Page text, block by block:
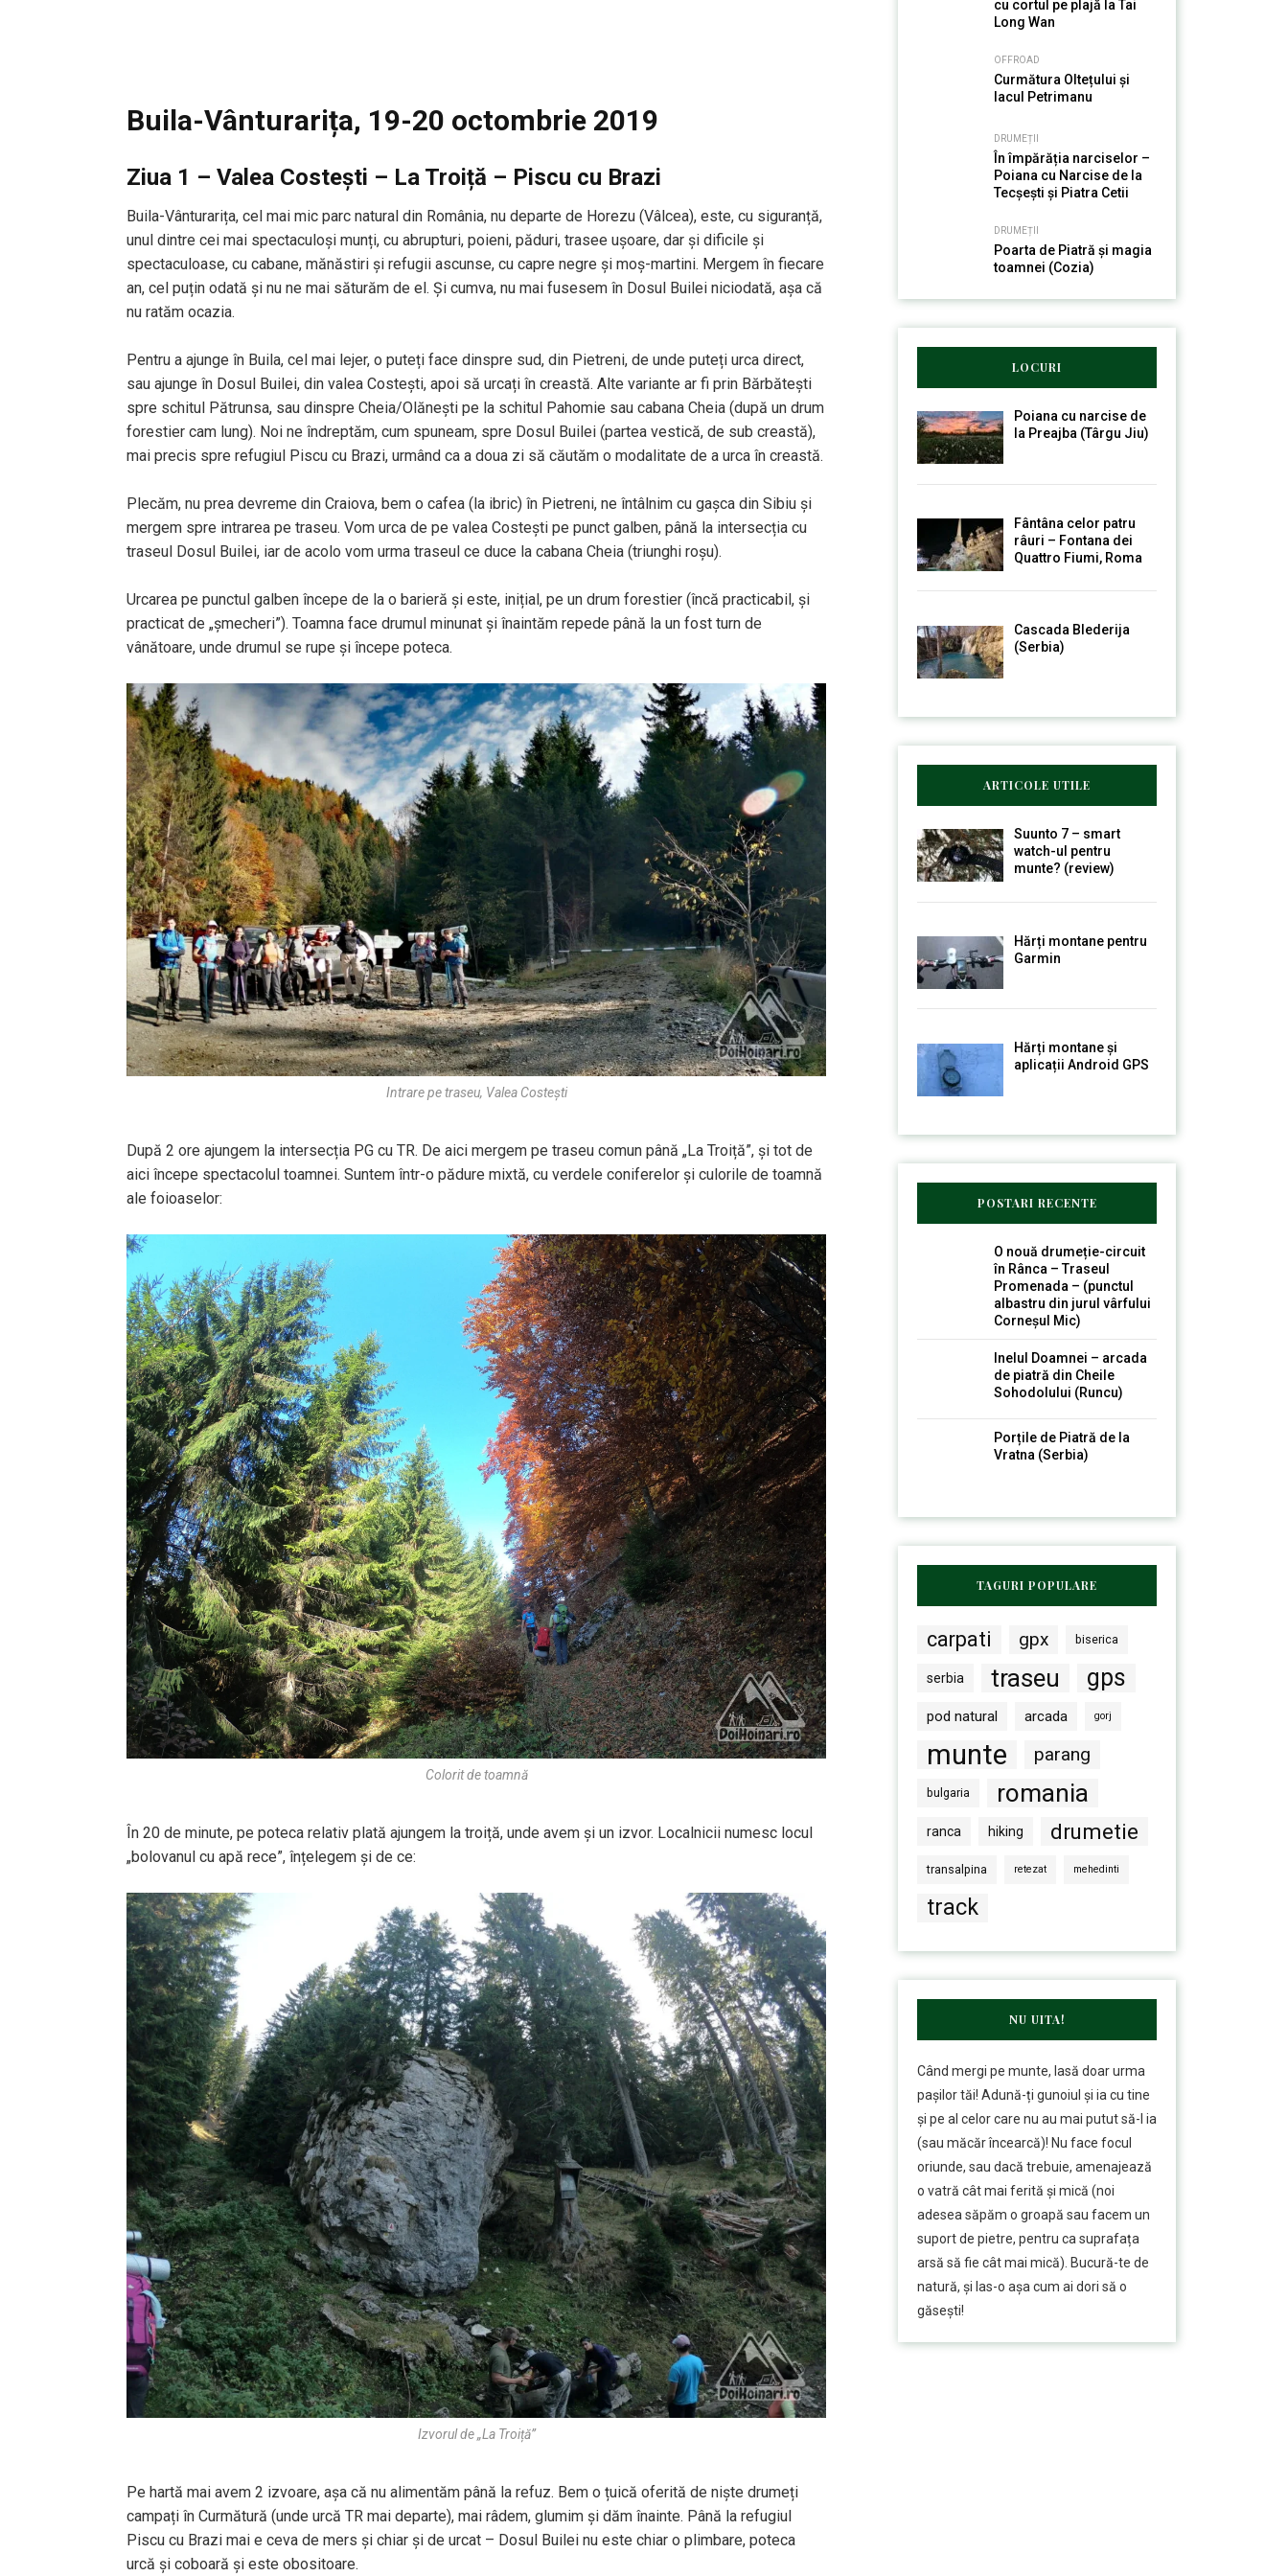
Buila-Vânturarița, 19-20 octombrie 2019
Ziua 1 – Valea Costești – La Troiță – Piscu cu Brazi
Buila-Vânturarița, cel mai mic parc natural din România, nu departe de Horezu (Vâlcea), este, cu siguranță,
unul dintre cei mai spectaculoși munți, cu abrupturi, poieni, păduri, trasee ușoare, dar și dificile și
spectaculoase, cu cabane, mănăstiri și refugii ascunse, cu capre negre și moș-martini. Mergem în fiecare
an, cel puțin odată și nu ne mai săturăm de el. Și cumva, nu mai fusesem în Dosul Builei niciodată, așa că
nu ratăm ocazia.
Pentru a ajunge în Buila, cel mai lejer, o puteți face dinspre sud, din Pietreni, de unde puteți urca direct,
sau ajunge în Dosul Builei, din valea Costești, apoi să urcați în creastă. Alte variante ar fi prin Bărbătești
spre schitul Pătrunsa, sau dinspre Cheia/Olănești pe la schitul Pahomie sau cabana Cheia (după un drum
forestier cam lung). Noi ne îndreptăm, cum spuneam, spre Dosul Builei (partea vestică, de sub creastă),
mai precis spre refugiul Piscu cu Brazi, urmând ca a doua zi să căutăm o modalitate de a urca în creastă.
Plecăm, nu prea devreme din Craiova, bem o cafea (la ibric) în Pietreni, ne întâlnim cu gașca din Sibiu și
mergem spre intrarea pe traseu. Vom urca de pe valea Costești pe punct galben, până la intersecția cu
traseul Dosul Builei, iar de acolo vom urma traseul ce duce la cabana Cheia (triunghi roșu).
Urcarea pe punctul galben începe de la o barieră și este, inițial, pe un drum forestier (încă practicabil, și
practicat de „șmecheri”). Toamna face drumul minunat și înaintăm repede până la un fost turn de
vânătoare, unde drumul se rupe și începe poteca.
Intrare pe traseu, Valea Costești
După 2 ore ajungem la intersecția PG cu TR. De aici mergem pe traseu comun până „La Troiță”, și tot de
aici începe spectacolul toamnei. Suntem într-o pădure mixtă, cu verdele coniferelor și culorile de toamnă
ale foioaselor:
Colorit de toamnă
În 20 de minute, pe poteca relativ plată ajungem la troiță, unde avem și un izvor. Localnicii numesc locul
„bolovanul cu apă rece”, înțelegem și de ce:
Izvorul de „La Troiță”
Pe hartă mai avem 2 izvoare, așa că nu alimentăm până la refuz. Bem o țuică oferită de niște drumeți
campați în Curmătură (unde urcă TR mai departe), mai râdem, glumim și dăm înainte. Până la refugiul
Piscu cu Brazi mai e ceva de mers și chiar și de urcat – Dosul Builei nu este chiar o plimbare, poteca
urcă și coboară și este obositoare.
cu cortul pe plajă la Tai
Long Wan
OFFROAD
Curmătura Oltețului și
lacul Petrimanu
DRUMEȚII
În împărăția narciselor –
Poiana cu Narcise de la
Tecșești și Piatra Cetii
DRUMEȚII
Poarta de Piatră și magia
toamnei (Cozia)
LOCURI
Poiana cu narcise de
la Preajba (Târgu Jiu)
Fântâna celor patru
râuri – Fontana dei
Quattro Fiumi, Roma
Cascada Blederija
(Serbia)
ARTICOLE UTILE
Suunto 7 – smart
watch-ul pentru
munte? (review)
Hărți montane pentru
Garmin
Hărți montane și
aplicații Android GPS
POSTARI RECENTE
O nouă drumeție-circuit
în Rânca – Traseul
Promenada – (punctul
albastru din jurul vârfului
Corneșul Mic)
Inelul Doamnei – arcada
de piatră din Cheile
Sohodolului (Runcu)
Porțile de Piatră de la
Vratna (Serbia)
TAGURI POPULARE
carpati gpx biserica
serbia traseu gps
pod natural arcada gorj
munte parang
bulgaria romania
ranca hiking drumetie
transalpina retezat mehedinti
track
NU UITA!
Când mergi pe munte, lasă doar urma
pașilor tăi! Adună-ți gunoiul și ia cu tine
și pe al celor care nu au mai putut să-l ia
(sau măcăr încearcă)! Nu face focul
oriunde, sau dacă trebuie, amenajează
o vatră cât mai ferită și mică (noi
adesea săpăm o groapă sau facem un
suport de pietre, pentru ca suprafața
arsă să fie cât mai mică). Bucură-te de
natură, și las-o așa cum ai dori să o
găsești!